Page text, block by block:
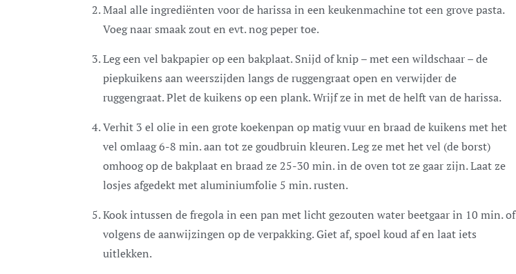
Maal alle ingrediënten voor de harissa in een keukenmachine tot een grove pasta.
Voeg naar smaak zout en evt. nog peper toe.
Leg een vel bakpapier op een bakplaat. Snijd of knip – met een wildschaar – de
piepkuikens aan weerszijden langs de ruggengraat open en verwijder de
ruggengraat. Plet de kuikens op een plank. Wrijf ze in met de helft van de harissa.
Verhit 3 el olie in een grote koekenpan op matig vuur en braad de kuikens met het
vel omlaag 6-8 min. aan tot ze goudbruin kleuren. Leg ze met het vel (de borst)
omhoog op de bakplaat en braad ze 25-30 min. in de oven tot ze gaar zijn. Laat ze
losjes afgedekt met aluminiumfolie 5 min. rusten.
Kook intussen de fregola in een pan met licht gezouten water beetgaar in 10 min. of
volgens de aanwijzingen op de verpakking. Giet af, spoel koud af en laat iets
uitlekken.